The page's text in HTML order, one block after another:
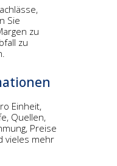
Sie
zu
zu
Einheit,
Quellen,
Preise
vieles mehr